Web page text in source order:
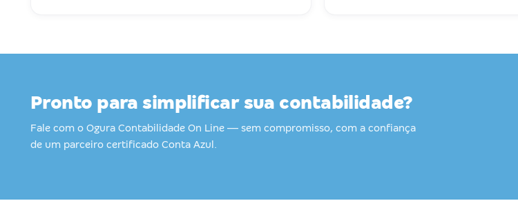
Pronto para simplificar sua contabilidade?
Fale com o Ogura Contabilidade On Line — sem compromisso, com a confiança
de um parceiro certificado Conta Azul.